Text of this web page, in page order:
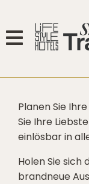
Planen Sie
Sie Ihre
einlösbar in
Holen Sie sich
brandneue